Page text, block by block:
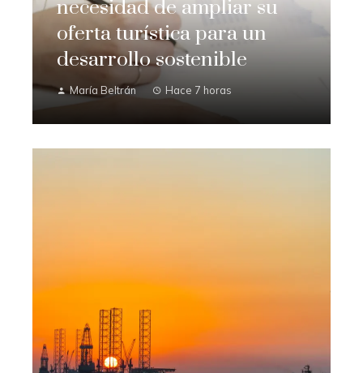
necesidad de ampliar su
oferta turística para un
desarrollo sostenible
María Beltrán Hace 7 horas